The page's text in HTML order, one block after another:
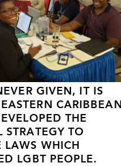
GIVEN, IT IS
CARIBBEAN
THE
STRATEGY TO
LAWS WHICH
LGBT PEOPLE.